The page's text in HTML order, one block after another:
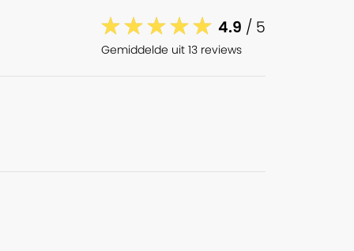
4.9 / 5
Gemiddelde uit 13 reviews